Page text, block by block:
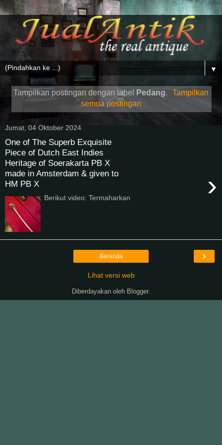
▼
Tampilkan postingan dengan label Pedang.
Tampilkan
semua postingan
Jumat, 04 Oktober 2024
One of The Superb Exquisite
Piece of Dutch East Indies
Heritage of Soerakarta PB X
made in Amsterdam & given to
HM PB X
›
Berikut video: Termaharkan
›
Beranda
Lihat versi web
Diberdayakan oleh Blogger.